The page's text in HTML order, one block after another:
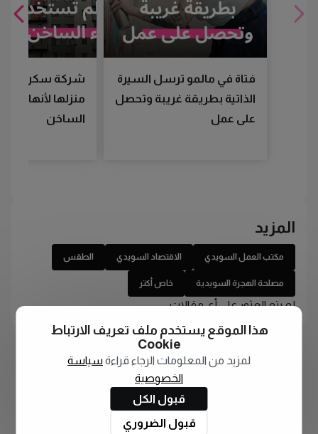
فتاة في مالمو ترسل السيرة
الذاتية بطريقة غريبة وتحصل
على عمل
شركة سكن
منزلها لأنها لم
الساخن
المزيد
مكتب العمل السويدي الاقتصاد السويدي الطقس
مصلحة الهجرة السويدية خاص أكتر
لم يتم العثور على أي مقالات
هذا الموقع يستخدم ملف تعريف الارتباط
Cookie
لمزيد من المعلومات الرجاء قراءة سياسة
الخصوصية
قبول الكل
قبول الضروري